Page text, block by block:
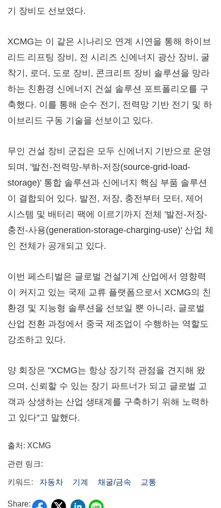
기 장비도 선보였다.
XCMG는 이 같은 시나리오 연계 시연을 통해 하이브
리드 리프팅 장비, 전 시리즈 신에너지 광산 장비, 굴
착기, 로더, 도로 장비, 콘크리트 장비 솔루션을 망라
하는 친환경 신에너지 건설 솔루션 포트폴리오를 구
축했다. 이를 통해 순수 전기, 전력망 기반 전기 및 하
이브리드 구동 기술을 선보이고 있다.
무인 건설 장비 군집은 모두 신에너지 기반으로 운영
되며, '발전-전력망-부하-저장(source-grid-load-
storage)' 통합 솔루션과 신에너지 핵심 부품 솔루션
이 결합되어 있다. 발전, 저장, 충전부터 모터, 제어
시스템 및 배터리 팩에 이르기까지 전체 '발전-저장-
충전-사용(generation-storage-charging-use)' 산업 체
인 전체가 공개되고 있다.
이번 페스티벌은 글로벌 건설기계 산업에서 영향력
이 커지고 있는 국제 교류 플랫폼으로서 XCMG의 친
환경 및 지능형 솔루션을 선보일 뿐 아니라, 글로벌
산업 전환 과정에서 중국 제조업이 수행하는 역할도
강조하고 있다.
양 회장은 "XCMG는 항상 장기적 관점을 견지해 왔
으며, 신뢰할 수 있는 장기 파트너가 되고 글로벌 고
객과 상생하는 산업 생태계를 구축하기 위해 노력하
고 있다"고 말했다.
출처: XCMG
관련 링크:
키워드: 자동차 기계 채굴/금속 교통
Share: